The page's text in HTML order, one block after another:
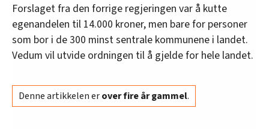
Forslaget fra den forrige regjeringen var å kutte
egenandelen til 14.000 kroner, men bare for personer
som bor i de 300 minst sentrale kommunene i landet.
Vedum vil utvide ordningen til å gjelde for hele landet.
Denne artikkelen erover fire år gammel.